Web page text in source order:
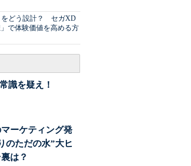
をどう設計？ セガXD
で体験価値を高める方
識を疑え！
ーケティング発
ただの水”大ヒ
は？